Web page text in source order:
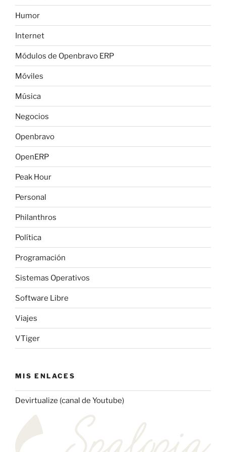
Humor
Internet
Módulos de Openbravo ERP
Móviles
Música
Negocios
Openbravo
OpenERP
Peak Hour
Personal
Philanthros
Política
Programación
Sistemas Operativos
Software Libre
Viajes
VTiger
MIS ENLACES
Devirtualize (canal de Youtube)